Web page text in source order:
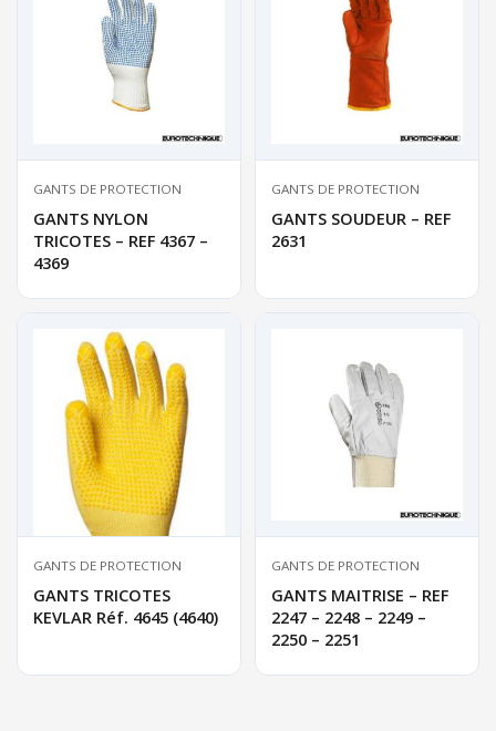
GANTS DE PROTECTION
GANTS NYLON
TRICOTES – REF 4367 –
4369
GANTS DE PROTECTION
GANTS SOUDEUR – REF
2631
GANTS DE PROTECTION
GANTS TRICOTES
KEVLAR Réf. 4645 (4640)
GANTS DE PROTECTION
GANTS MAITRISE – REF
2247 – 2248 – 2249 –
2250 – 2251